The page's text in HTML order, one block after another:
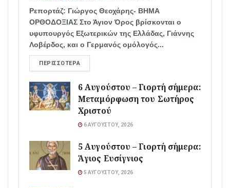
Ρεπορτάζ: Γιώργος Θεοχάρης- ΒΗΜΑ
ΟΡΘΟΔΟΞΙΑΣ Στο Άγιον Όρος βρίσκονται ο
υφυπουργός Εξωτερικών της Ελλάδας, Γιάννης
Λοβέρδος, και ο Γερμανός ομόλογός...
ΠΕΡΙΣΣΌΤΕΡΑ
6 Αυγούστου – Γιορτή σήμερα:
Μεταμόρφωση του Σωτήρος
Χριστού
6 ΑΥΓΟΎΣΤΟΥ, 2026
5 Αυγούστου – Γιορτή σήμερα:
Άγιος Ευσίγνιος
5 ΑΥΓΟΎΣΤΟΥ, 2026